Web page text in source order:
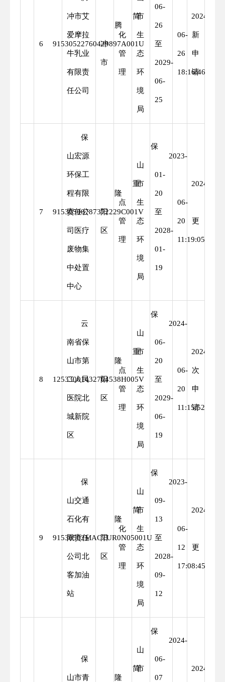
6 91530522760429897A001U
冲市艾
爱摩拉
牛乳业
有限责
任公司
腾
冲
市
简
化
管
理
市
生
态
环
境
局
06-
26
至
2029-
06-
25
2024-
06-
26
18:16:46
新
申
请
7 91530500787372229C001V
保
山宏源
环保工
程有限
责任公
司医疗
废物集
中处置
中心
隆
阳
区
重
点
管
理
保
山
市
生
态
环
境
局
2023-
01-
20
至
2028-
01-
19
2024-
06-
20
11:19:05
更
8 12533001432704538H005V
云
南省保
山市第
二人民
医院北
城新院
区
隆
阳
区
重
点
管
理
保
山
市
生
态
环
境
局
2024-
06-
20
至
2029-
06-
19
2024-
06-
20
11:15:52
次
申
请
9 91530502MACTUR0N05001U
保
山交通
石化有
限责任
公司北
客加油
站
隆
阳
区
简
化
管
理
保
山
市
生
态
环
境
局
2023-
09-
13
至
2028-
09-
12
2024-
06-
12
17:08:45
更
保
山市青 隆
简
保
山
市
2024-
06-
07
2024-